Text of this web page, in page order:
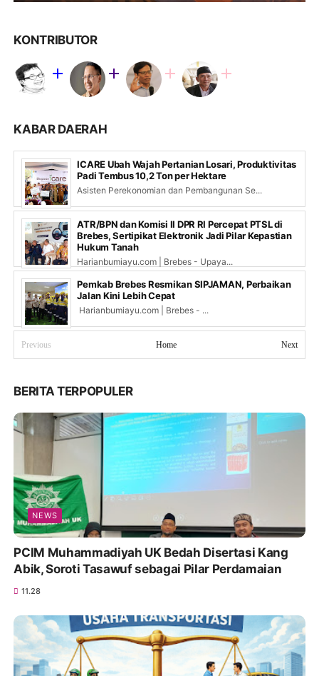
KONTRIBUTOR
KABAR DAERAH
ICARE Ubah Wajah Pertanian Losari, Produktivitas
Padi Tembus 10,2 Ton per Hektare
Asisten Perekonomian dan Pembangunan Se...
ATR/BPN dan Komisi II DPR RI Percepat PTSL di
Brebes, Sertipikat Elektronik Jadi Pilar Kepastian
Hukum Tanah
Harianbumiayu.com | Brebes - Upaya...
Pemkab Brebes Resmikan SIPJAMAN, Perbaikan
Jalan Kini Lebih Cepat
Harianbumiayu.com | Brebes - ...
Previous Next
Home
BERITA TERPOPULER
NEWS
PCIM Muhammadiyah UK Bedah Disertasi Kang
Abik, Soroti Tasawuf sebagai Pilar Perdamaian
11.28